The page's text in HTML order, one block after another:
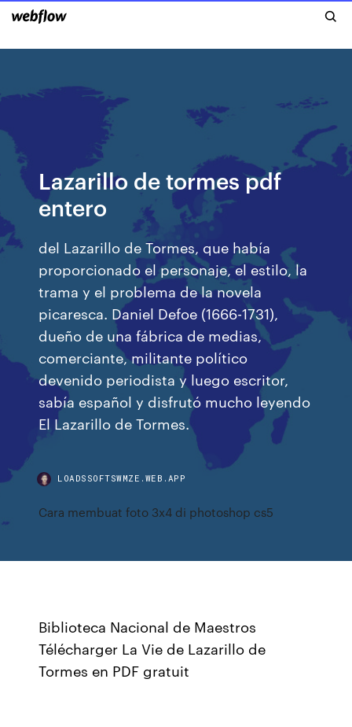
Lazarillo de tormes pdf
entero
del Lazarillo de Tormes, que había
proporcionado el personaje, el estilo, la
trama y el problema de la novela
picaresca. Daniel Defoe (1666-1731),
dueño de una fábrica de medias,
comerciante, militante político
devenido periodista y luego escritor,
sabía español y disfrutó mucho leyendo
El Lazarillo de Tormes.
LOADSSOFTSWMZE.WEB.APP
Cara membuat foto 3x4 di photoshop cs5
Biblioteca Nacional de Maestros
Télécharger La Vie de Lazarillo de
Tormes en PDF gratuit